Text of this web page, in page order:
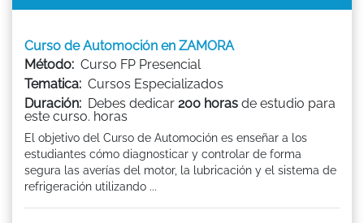
Curso de Automoción en ZAMORA
Método: Curso FP Presencial
Tematica: Cursos Especializados
Duración: Debes dedicar 200 horas de estudio para
este curso. horas
El objetivo del Curso de Automoción es enseñar a los
estudiantes cómo diagnosticar y controlar de forma
segura las averías del motor, la lubricación y el sistema de
refrigeración utilizando ...